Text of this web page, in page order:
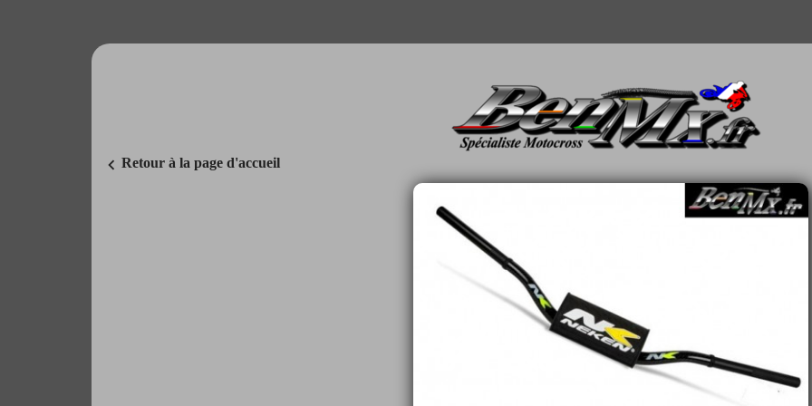
chevron_left Retour à la page d'accueil